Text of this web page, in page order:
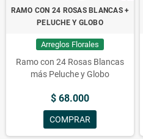
RAMO CON 24 ROSAS BLANCAS +
PELUCHE Y GLOBO
Arreglos Florales
Ramo con 24 Rosas Blancas
más Peluche y Globo
$ 68.000
COMPRAR